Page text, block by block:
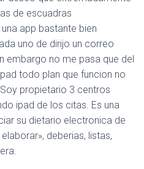
de escuadras
app bastante bien
uno de dirijo un correo
embargo no me pasa que del
todo plan que funcion no
propietario 3 centros
ipad de los citas. Es una
su dietario electronica de
deberi­as, listas,